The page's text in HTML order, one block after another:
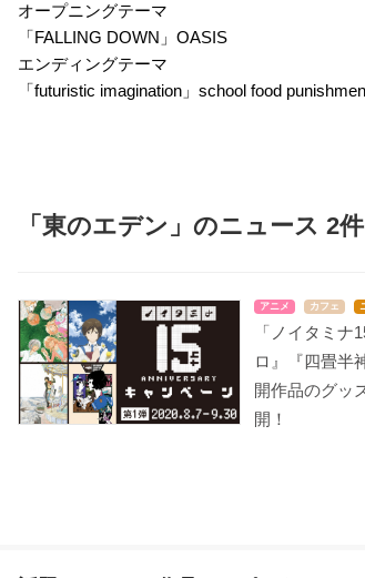
オープニングテーマ
「FALLING DOWN」OASIS
エンディングテーマ
「futuristic imagination」school food
「東のエデン」のニュース 2件
アニメ カフェ
「ノイタミナ
ロ』『四畳半
開作品のグッ
開！